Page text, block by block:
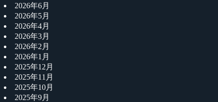
2026年6月
2026年5月
2026年4月
2026年3月
2026年2月
2026年1月
2025年12月
2025年11月
2025年10月
2025年9月